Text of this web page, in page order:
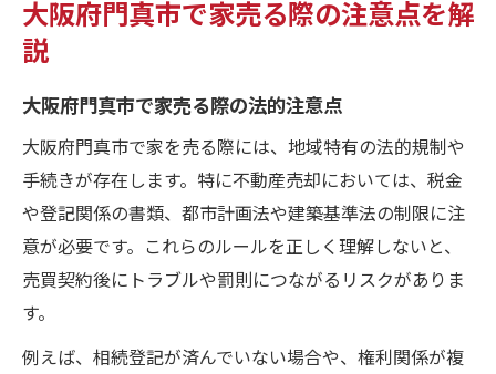
大阪府門真市で家売る際の注意点を解
説
大阪府門真市で家売る際の法的注意点
大阪府門真市で家を売る際には、地域特有の法的規制や
手続きが存在します。特に不動産売却においては、税金
や登記関係の書類、都市計画法や建築基準法の制限に注
意が必要です。これらのルールを正しく理解しないと、
売買契約後にトラブルや罰則につながるリスクがありま
す。
例えば、相続登記が済んでいない場合や、権利関係が複